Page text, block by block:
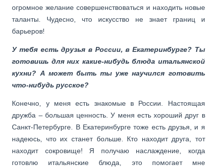
огромное желание совершенствоваться и находить новые
таланты. Чудесно, что искусство не знает границ и
барьеров!
У тебя есть друзья в России, в Екатеринбурге? Ты
готовишь для них какие-нибудь блюда итальянской
кухни? А может быть ты уже научился готовить
что-нибудь русское?
Конечно, у меня есть знакомые в России. Настоящая
дружба – большая ценность. У меня есть хороший друг в
Санкт-Петербурге. В Екатеринбурге тоже есть друзья, и я
надеюсь, что их станет больше. Кто находит друга, тот
находит сокровище! Я получаю наслаждение, когда
готовлю итальянские блюда, это помогает мне